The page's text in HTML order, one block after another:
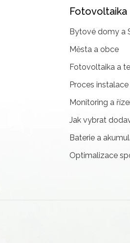
Fotovoltaika
Bytové domy a
Města a obce
Fotovoltaika a
Proces instalace
Monitoring a
Jak vybrat
Baterie a
Optimalizace